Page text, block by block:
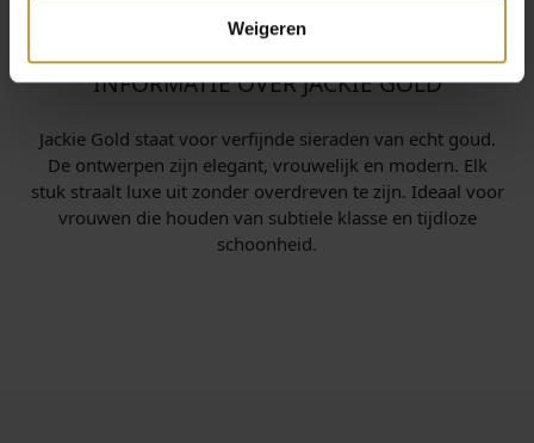
Weigeren
INFORMATIE OVER JACKIE GOLD
Jackie Gold staat voor verfijnde sieraden van echt goud.
De ontwerpen zijn elegant, vrouwelijk en modern. Elk
stuk straalt luxe uit zonder overdreven te zijn. Ideaal voor
vrouwen die houden van subtiele klasse en tijdloze
schoonheid.